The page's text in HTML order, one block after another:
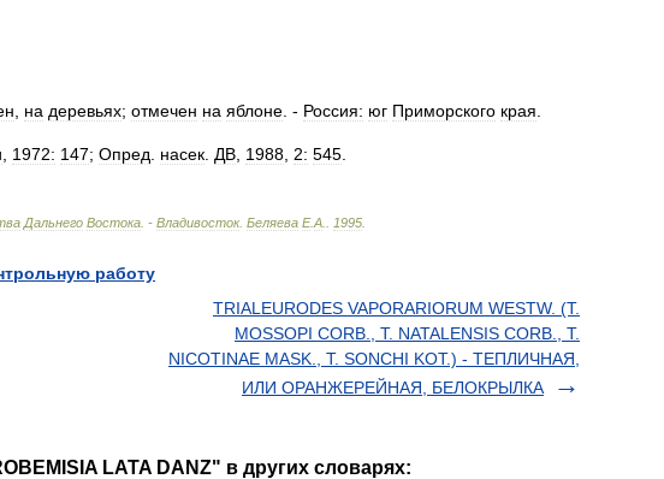
на деревьях; отмечен на яблоне . - Россия: юг Приморского края
1972: 147; Опред насек ДВ 1988 2: 545
Дальнего Востока . - Владивосток. Беляева Е.А 1995
работу
TRIALEURODES VAPORARIORUM WESTW. (Т.
MOSSOPI CORB., T. NATALENSIS CORB., Т.
NICOTINAE MASK., T. SONCHI KOT.) - ТЕПЛИЧНАЯ,
ИЛИ ОРАНЖЕРЕЙНАЯ, БЕЛОКРЫЛКА
LATA DANZ" в других словарях: